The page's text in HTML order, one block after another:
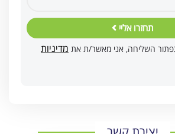
תחזרו אליי
השליחה, אני מאשר/ת את מדיניות